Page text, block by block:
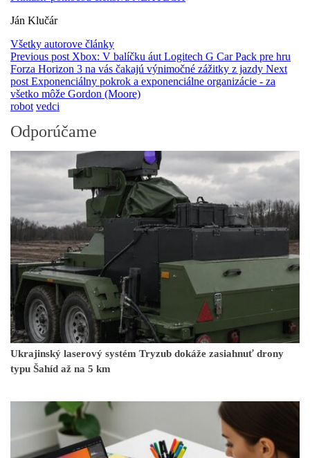
Ján Klučár
Všetky autorove články
Previous post Xbox: V balíčku áut Logitech G Car Pack pre hru
Forza Horizon 3 na vás čakajú výnimočné zážitky z jazdy Next
post Exponenciálny pokrok a exponenciálne organizácie - za
všetko môže Gordon (Moore)
robot vedci
Odporúčame
Ukrajinský laserový systém Tryzub dokáže zasiahnuť drony
typu Šahíd až na 5 km